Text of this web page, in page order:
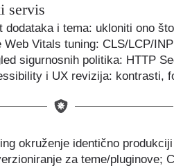
servis
dodataka i tema: ukloniti ono
Web Vitals tuning: CLS/LCP/
sigurnosnih politika: HTTP
i UX revizija: kontrasti,
okruženje identično
za teme/pluginove;